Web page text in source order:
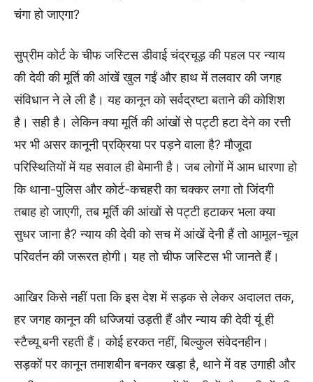
चंगा हो जाएगा?
सुप्रीम कोर्ट के चीफ जस्टिस डीवाई चंद्रचूड़ की पहल पर न्याय
की देवी की मूर्ति की आंखें खुल गईं और हाथ में तलवार की जगह
संविधान ने ले ली है। यह कानून को सर्वद्रष्टा बताने की कोशिश
है। सही है। लेकिन क्या मूर्ति की आंखों से पट्टी हटा देने का रत्ती
भर भी असर कानूनी प्रक्रिया पर पड़ने वाला है? मौजूदा
परिस्थितियों में यह सवाल ही बेमानी है। जब लोगों में आम धारणा हो
कि थाना-पुलिस और कोर्ट-कचहरी का चक्कर लगा तो जिंदगी
तबाह हो जाएगी, तब मूर्ति की आंखों से पट्टी हटाकर भला क्या
सुधर जाना है? न्याय की देवी को सच में आंखें देनी हैं तो आमूल-चूल
परिवर्तन की जरूरत होगी। यह तो चीफ जस्टिस भी जानते हैं।
आखिर किसे नहीं पता कि इस देश में सड़क से लेकर अदालत तक,
हर जगह कानून की धज्जियां उड़ती हैं और न्याय की देवी यूं ही
स्टैच्यू बनी रहती हैं। कोई हरकत नहीं, बिल्कुल संवेदनहीन।
सड़कों पर कानून तमाशबीन बनकर खड़ा है, थाने में वह उगाही और